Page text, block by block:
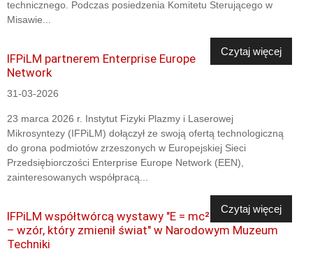
technicznego. Podczas posiedzenia Komitetu Sterującego w
Misawie...
Czytaj więcej
IFPiLM partnerem Enterprise Europe
Network
31-03-2026
23 marca 2026 r. Instytut Fizyki Plazmy i Laserowej
Mikrosyntezy (IFPiLM) dołączył ze swoją ofertą technologiczną
do grona podmiotów zrzeszonych w Europejskiej Sieci
Przedsiębiorczości Enterprise Europe Network (EEN),
zainteresowanych współpracą...
Czytaj więcej
IFPiLM współtwórcą wystawy "E = mc²
– wzór, który zmienił świat" w Narodowym Muzeum
Techniki